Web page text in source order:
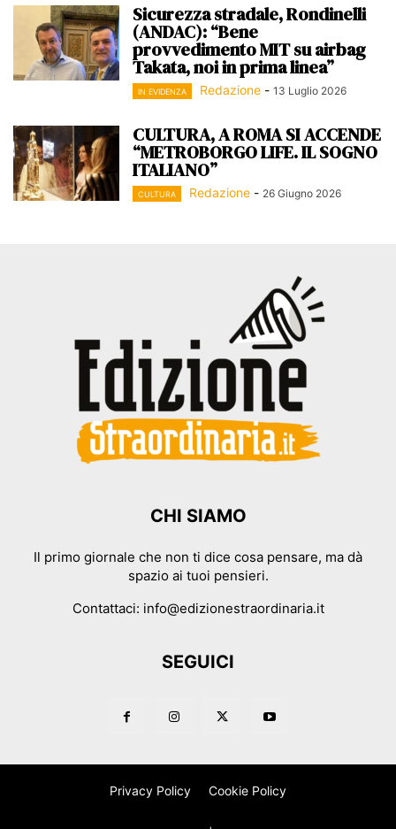
Sicurezza stradale, Rondinelli
(ANDAC): “Bene
provvedimento MIT su airbag
Takata, noi in prima linea”
IN EVIDENZA Redazione - 13 Luglio 2026
CULTURA, A ROMA SI ACCENDE
“METROBORGO LIFE. IL SOGNO
ITALIANO”
CULTURA Redazione - 26 Giugno 2026
CHI SIAMO
Il primo giornale che non ti dice cosa pensare, ma dà
spazio ai tuoi pensieri.
Contattaci: info@edizionestraordinaria.it
SEGUICI
Privacy Policy Cookie Policy